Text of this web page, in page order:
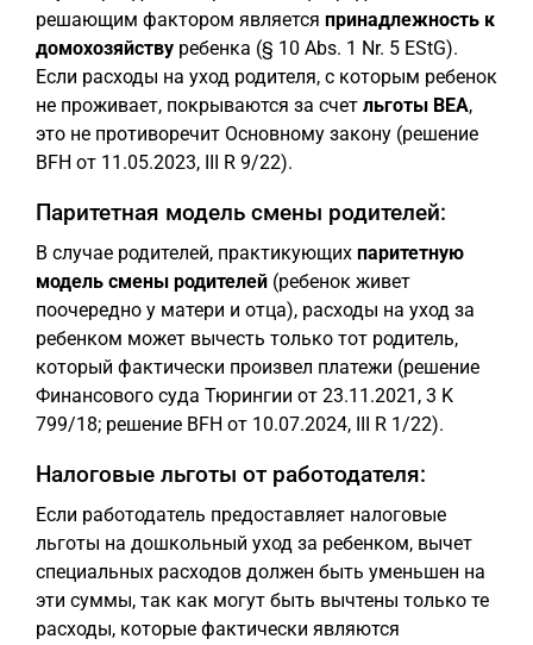
решающим фактором является принадлежность к
домохозяйству ребенка (§ 10 Abs. 1 Nr. 5 EStG).
Если расходы на уход родителя, с которым ребенок
не проживает, покрываются за счет льготы BEA,
это не противоречит Основному закону (решение
BFH от 11.05.2023, III R 9/22).
Паритетная модель смены родителей:
В случае родителей, практикующих паритетную
модель смены родителей (ребенок живет
поочередно у матери и отца), расходы на уход за
ребенком может вычесть только тот родитель,
который фактически произвел платежи (решение
Финансового суда Тюрингии от 23.11.2021, 3 K
799/18; решение BFH от 10.07.2024, III R 1/22).
Налоговые льготы от работодателя:
Если работодатель предоставляет налоговые
льготы на дошкольный уход за ребенком, вычет
специальных расходов должен быть уменьшен на
эти суммы, так как могут быть вычтены только те
расходы, которые фактически являются